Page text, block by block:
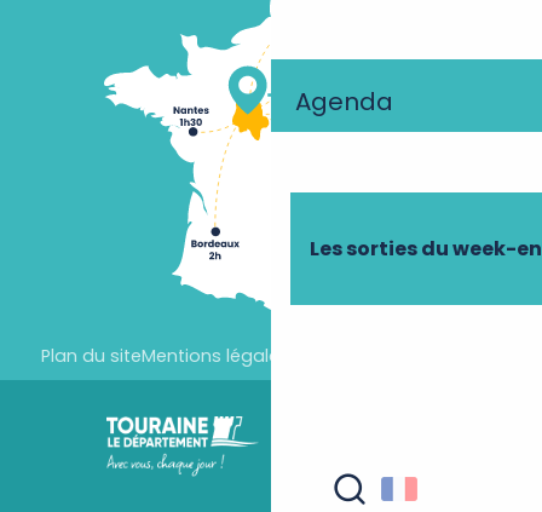
Agenda
Les sorties du week-
Plan du siteMentions légales